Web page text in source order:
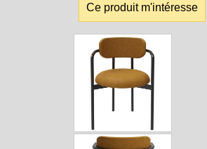
Ce produit m'intéresse